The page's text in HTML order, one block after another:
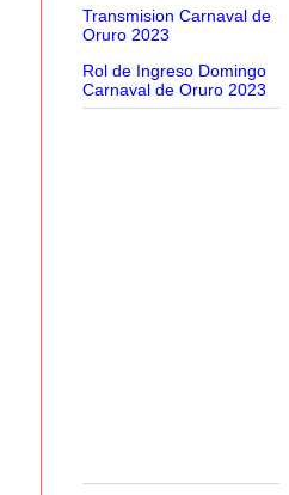
Transmision Carnaval de
Oruro 2023
Rol de Ingreso Domingo
Carnaval de Oruro 2023